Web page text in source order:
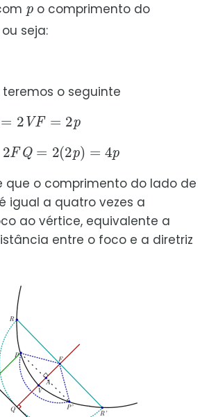
o comprimento do
ou seja:
o seguinte
= 2p
=2 (2 =4 p
que o comprimento do lado de
igual a quatro vezes a
ao vértice, equivalente a
entre o foco e a diretriz